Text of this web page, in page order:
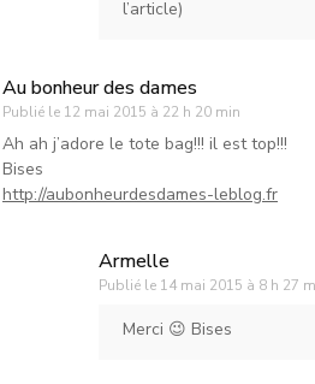
l’article)
Au bonheur des dames
Publié le 12 mai 2015 à 22 h 20 min
Ah ah j’adore le tote bag!!! il est top!!!
Bises
http://aubonheurdesdames-leblog.fr
Armelle
Publié le 14 mai 2015 à 8 h 27
Merci 😉 Bises